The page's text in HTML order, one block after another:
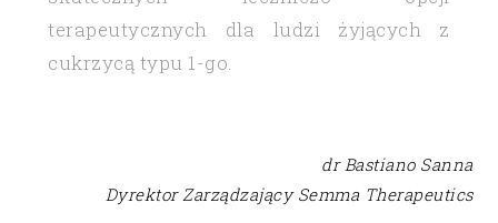
terapeutycznych dla ludzi żyjących z
cukrzycą typu 1-go.
dr Bastiano Sanna
Dyrektor Zarządzający Semma Therapeutics